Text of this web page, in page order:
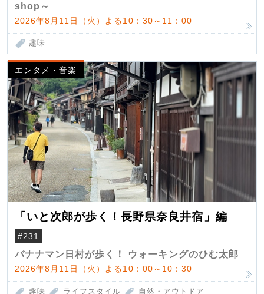
shop～
2026年8月11日（火）よる10：30～11：00
趣味
エンタメ・音楽
「いと次郎が歩く！長野県奈良井宿」編
#231
バナナマン日村が歩く！ ウォーキングのひむ太郎
2026年8月11日（火）よる10：00～10：30
趣味 ライフスタイル 自然・アウトドア